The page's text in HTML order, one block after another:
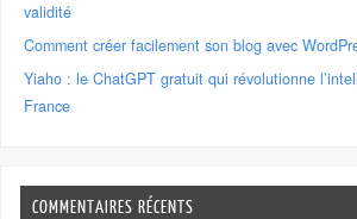
validité
Comment créer facilement son blog avec
Yiaho : le ChatGPT gratuit qui révolutionne
France
COMMENTAIRES RÉCENTS